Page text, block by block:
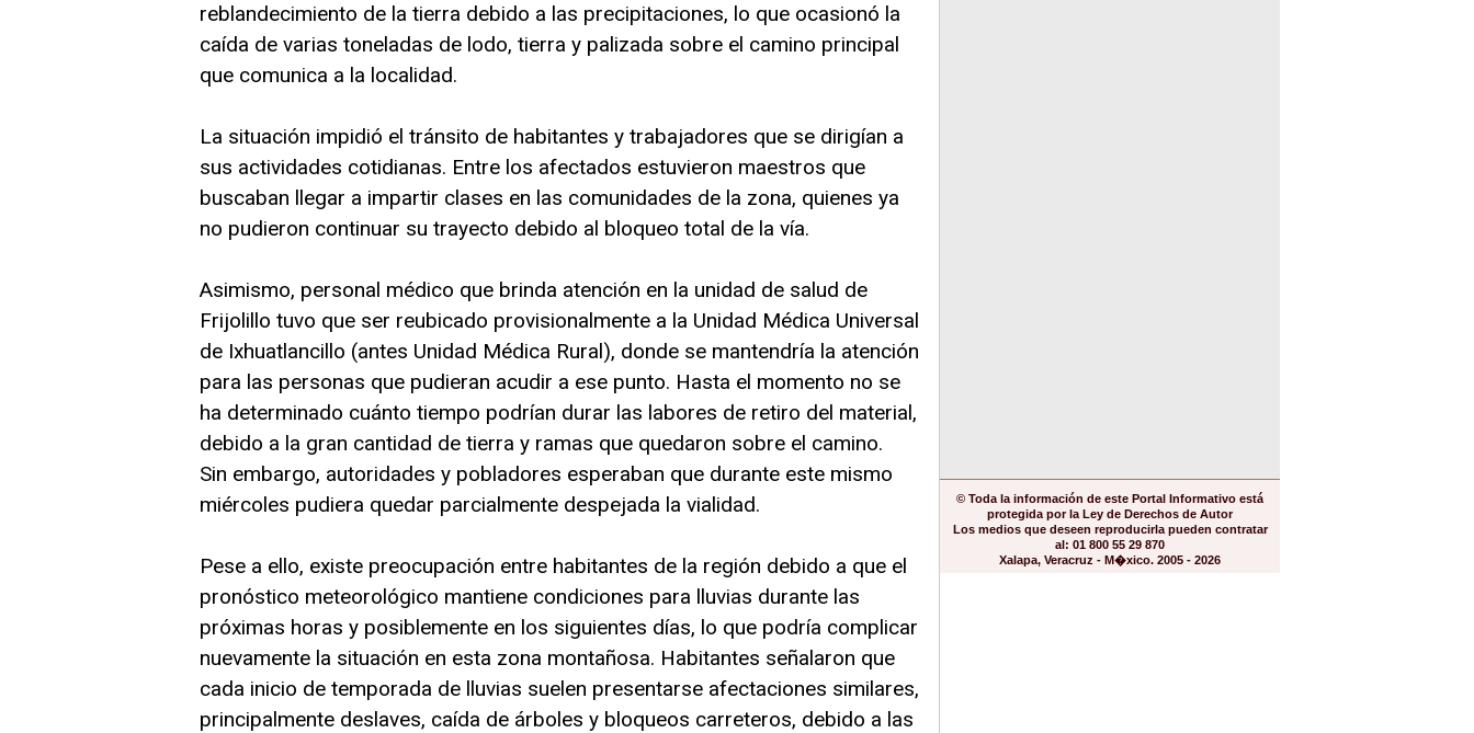
reblandecimiento de la tierra debido a las precipitaciones, lo que ocasionó la
caída de varias toneladas de lodo, tierra y palizada sobre el camino principal
que comunica a la localidad.
La situación impidió el tránsito de habitantes y trabajadores que se dirigían a
sus actividades cotidianas. Entre los afectados estuvieron maestros que
buscaban llegar a impartir clases en las comunidades de la zona, quienes ya
no pudieron continuar su trayecto debido al bloqueo total de la vía.
Asimismo, personal médico que brinda atención en la unidad de salud de
Frijolillo tuvo que ser reubicado provisionalmente a la Unidad Médica Universal
de Ixhuatlancillo (antes Unidad Médica Rural), donde se mantendría la atención
para las personas que pudieran acudir a ese punto. Hasta el momento no se
ha determinado cuánto tiempo podrían durar las labores de retiro del material,
debido a la gran cantidad de tierra y ramas que quedaron sobre el camino.
Sin embargo, autoridades y pobladores esperaban que durante este mismo
miércoles pudiera quedar parcialmente despejada la vialidad.
Pese a ello, existe preocupación entre habitantes de la región debido a que el
pronóstico meteorológico mantiene condiciones para lluvias durante las
próximas horas y posiblemente en los siguientes días, lo que podría complicar
nuevamente la situación en esta zona montañosa. Habitantes señalaron que
cada inicio de temporada de lluvias suelen presentarse afectaciones similares,
principalmente deslaves, caída de árboles y bloqueos carreteros, debido a las
© Toda la información de este Portal Informativo está
protegida por la Ley de Derechos de Autor
Los medios que deseen reproducirla pueden contratar
al: 01 800 55 29 870
Xalapa, Veracruz - M�xico. 2005 - 2026